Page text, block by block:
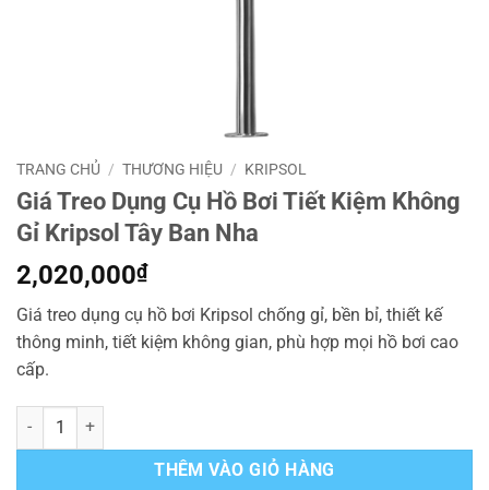
TRANG CHỦ / THƯƠNG HIỆU / KRIPSOL
Giá Treo Dụng Cụ Hồ Bơi Tiết Kiệm Không
Gỉ Kripsol Tây Ban Nha
2,020,000₫
Giá treo dụng cụ hồ bơi Kripsol chống gỉ, bền bỉ, thiết kế
thông minh, tiết kiệm không gian, phù hợp mọi hồ bơi cao
cấp.
Giá Treo Dụng Cụ Hồ Bơi Tiết Kiệm Không Gỉ Kripsol Tây Ban Nha
THÊM VÀO GIỎ HÀNG